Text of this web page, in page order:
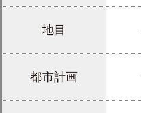
地目
都市計画